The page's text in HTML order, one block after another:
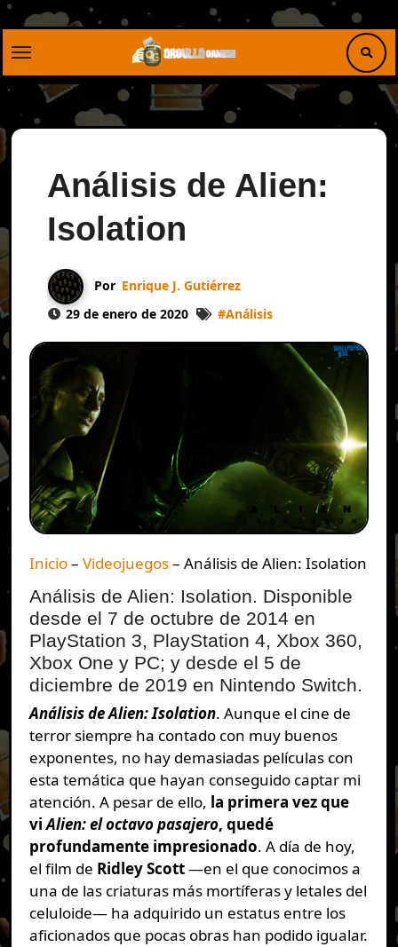
Saltar
Análisis de Alien:
Isolation
Por Enrique J. Gutiérrez
29 de enero de 2020
#Análisis
Inicio– Videojuegos– Análisis de Alien: Isolation
Análisis de Alien: Isolation. Disponible
desde el 7 de octubre de 2014 en
PlayStation 3, PlayStation 4, Xbox 360,
Xbox One y PC; y desde el 5 de
diciembre de 2019 en Nintendo Switch.
Análisis de Alien: Isolation. Aunque el cine de
terror siempre ha contado con muy buenos
exponentes, no hay demasiadas películas con
esta temática que hayan conseguido captar mi
atención. A pesar de ello, la primera vez que
viAlien: el octavo pasajero, quedé
profundamente impresionado. A día de hoy,
el film de Ridley Scott—en el que conocimos a
una de las criaturas más mortíferas y letales del
celuloide— ha adquirido un estatus entre los
aficionados que pocas obras han podido igualar.